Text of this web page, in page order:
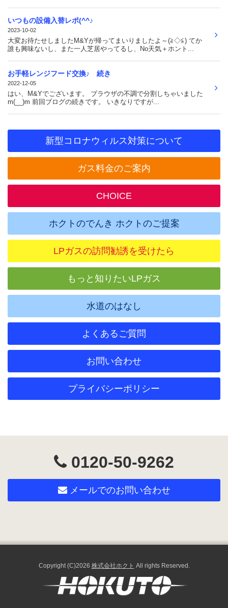
いつもの設備入替レポ(^^♪
2023-10-02
大変お待たせしましたM&Yが帰ってまいりましたよ～(≧◇≦) てか
誰も興味ないし、また一人芝居やってるし、No天気＋ホント...
お手軽レンジフード交換♪ 続き
2022-12-05
はい、M&Yでございます。 ブラウザの不調で分割しちゃいました
m(__)m 前回ブログの続きです。 いきなりですが...
新型コロナウィルス対策について
ガス料金のご案内
CHOICE
ホクトのでんき ホクトのご提案
LPガスの訪問勧誘を受けたら
もっと知りたいLPガス
水道のはなし
よくあるご質問
お問い合わせ
プライバシーポリシー
0120-50-9262
メールでのお問い合わせ
Copyright (C)2026 株式会社ホクト All rights Reserved.